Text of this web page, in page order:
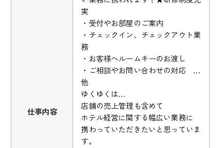
仕事内容
実
・受付やお部屋のご案内
・チェックイン、チェックアウト業
務
・お客様へルームキーのお渡し
・ご相談やお問い合わせの対応 …
他
ゆくゆくは…
店舗の売上管理も含めて
ホテル経営に関する幅広い業務に
携わっていただきたいと思っていま
す。